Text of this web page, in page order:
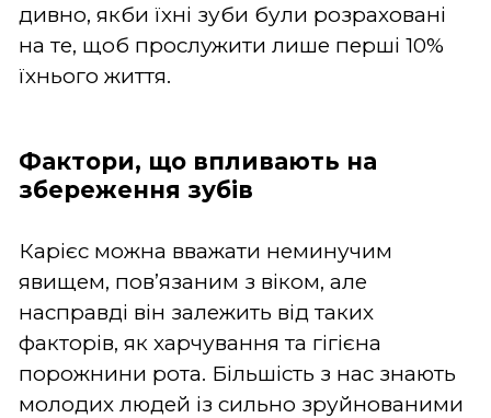
дивно, якби їхні зуби були розраховані
на те, щоб прослужити лише перші 10%
їхнього життя.
Фактори, що впливають на
збереження зубів
Карієс можна вважати неминучим
явищем, пов’язаним з віком, але
насправді він залежить від таких
факторів, як харчування та гігієна
порожнини рота. Більшість з нас знають
молодих людей із сильно зруйнованими